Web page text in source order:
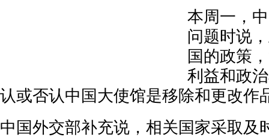
本周一，
问题时说
国的政策
利益和政
认或否认中国大使馆是移除和更改作
中国外交部补充说，相关国家采取及